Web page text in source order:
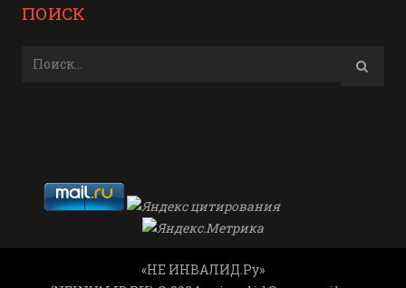
ПОИСК
«НЕ ИНВАЛИД.Ру»